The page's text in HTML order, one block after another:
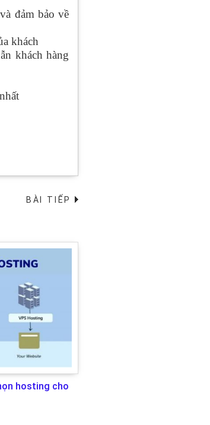
đảm bảo về
khách
khách hàng
BÀI TIẾP→
hosting cho